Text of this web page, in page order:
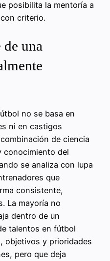
posibilita la mentoría a
criterio.
una
no se basa en
ni en castigos
de ciencia
conocimiento del
se analiza con lupa
que
consistente,
La mayoría no
dentro de un
talentos en fútbol
objetivos y prioridades
pero que deja